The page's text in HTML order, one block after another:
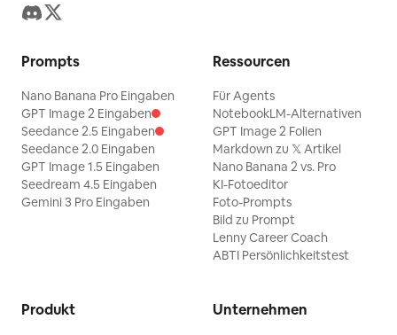
Prompts
Nano Banana Pro Eingaben
GPT Image 2 Eingaben
Seedance 2.5 Eingaben
Seedance 2.0 Eingaben
GPT Image 1.5 Eingaben
Seedream 4.5 Eingaben
Gemini 3 Pro Eingaben
Ressourcen
Für Agents
NotebookLM-Alternativen
GPT Image 2 Folien
Markdown zu 𝕏 Artikel
Nano Banana 2 vs. Pro
KI-Fotoeditor
Foto-Prompts
Bild zu Prompt
Lenny Career Coach
ABTI Persönlichkeitstest
Produkt Unternehmen